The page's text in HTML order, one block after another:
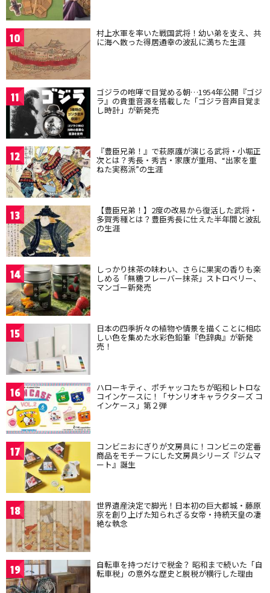
10 村上水軍を率いた戦国武将！幼い弟を支え、共
に海へ散った得居通幸の波乱に満ちた生涯
11 ゴジラの咆哮で目覚める朝…1954年公開『ゴジ
ラ』の貴重音源を搭載した「ゴジラ音声目覚ま
し時計」が新発売
12 『豊臣兄弟！』で萩原護が演じる武将・小堀正
次とは？秀長・秀吉・家康が重用、“出家を重
ねた実務派”の生涯
13 【豊臣兄弟！】2度の改易から復活した武将・
多賀秀種とは？豊臣秀長に仕えた半年間と波乱
の生涯
14 しっかり抹茶の味わい、さらに果実の香りも楽
しめる「無糖フレーバー抹茶」ストロベリー、
マンゴー新発売
15 日本の四季折々の植物や情景を描くことに相応
しい色を集めた水彩色鉛筆『色辞典』が新発
売！
16 ハローキティ、ポチャッコたちが昭和レトロな
コインケースに！「サンリオキャラクターズ コ
インケース」第２弾
17 コンビニおにぎりが文房具に！コンビニの定番
商品をモチーフにした文房具シリーズ『ジムマ
ート』誕生
18 世界遺産決定で脚光！日本初の巨大都城・藤原
京を創り上げた知られざる女帝・持統天皇の凄
絶な執念
19 自転車を持つだけで税金？ 昭和まで続いた「自
転車税」の意外な歴史と脱税が横行した理由